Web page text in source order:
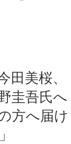
田美桜、
圭吾氏へ
方へ届け